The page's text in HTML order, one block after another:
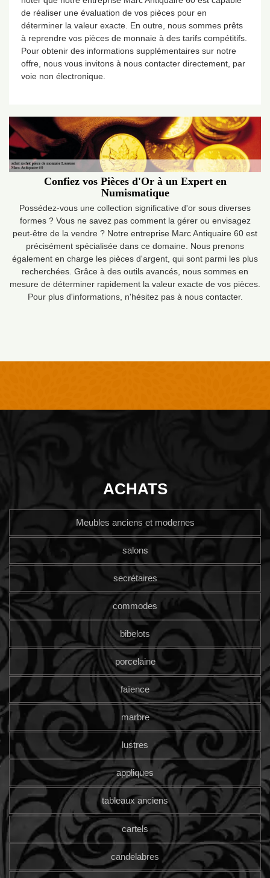
de réaliser une évaluation de vos pièces pour en
déterminer la valeur exacte. En outre, nous sommes prêts
à reprendre vos pièces de monnaie à des tarifs compétitifs.
Pour obtenir des informations supplémentaires sur notre
offre, nous vous invitons à nous contacter directement, par
voie non électronique.
Confiez vos Pièces d'Or à un Expert en
Numismatique
Possédez-vous une collection significative d'or sous diverses
formes ? Vous ne savez pas comment la gérer ou envisagez
peut-être de la vendre ? Notre entreprise Marc Antiquaire 60 est
précisément spécialisée dans ce domaine. Nous prenons
également en charge les pièces d'argent, qui sont parmi les plus
recherchées. Grâce à des outils avancés, nous sommes en
mesure de déterminer rapidement la valeur exacte de vos pièces.
Pour plus d'informations, n'hésitez pas à nous contacter.
ACHATS
Meubles anciens et modernes
salons
secrétaires
commodes
bibelots
porcelaine
faïence
marbre
lustres
appliques
tableaux anciens
cartels
candelabres